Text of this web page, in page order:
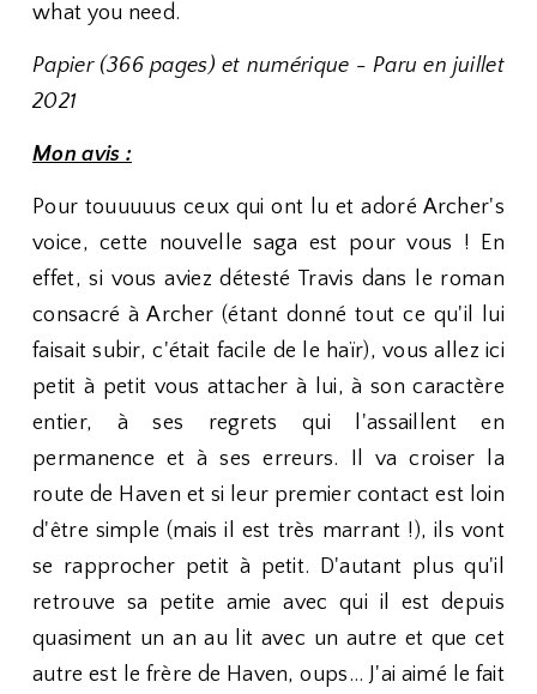
what you need.
Papier (366 pages) et numérique - Paru en juillet
2021
Mon avis :
Pour touuuuus ceux qui ont lu et adoré Archer's
voice, cette nouvelle saga est pour vous ! En
effet, si vous aviez détesté Travis dans le roman
consacré à Archer (étant donné tout ce qu'il lui
faisait subir, c'était facile de le haïr), vous allez ici
petit à petit vous attacher à lui, à son caractère
entier, à ses regrets qui l'assaillent en
permanence et à ses erreurs. Il va croiser la
route de Haven et si leur premier contact est loin
d'être simple (mais il est très marrant !), ils vont
se rapprocher petit à petit. D'autant plus qu'il
retrouve sa petite amie avec qui il est depuis
quasiment un an au lit avec un autre et que cet
autre est le frère de Haven, oups... J'ai aimé le fait